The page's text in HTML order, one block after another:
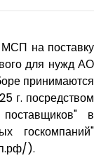
МСП на поставку
для нужд АО
принимаются
г. посредством
в
госкомпаний"
).